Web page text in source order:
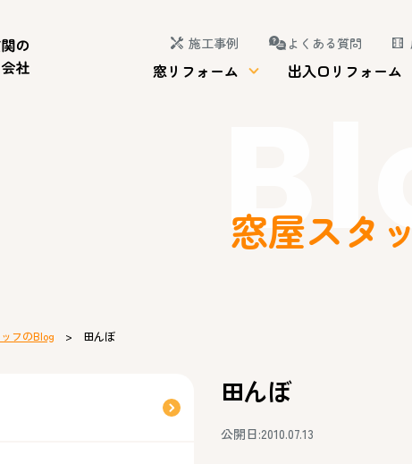
施工事例 よくある質問
窓リフォーム 出入口リフォーム
窓屋スタ
フのBlog > 田んぼ
田んぼ
公開日:2010.07.13